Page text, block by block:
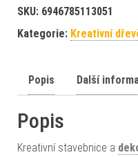
SKU: 6946785113051
Kategorie: Kreativní
Popis Další
Popis
Kreativní stavebnice a